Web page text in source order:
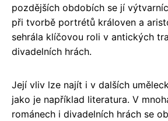
pozdějších obdobích se jí
při tvorbě portrétů královen a
sehrála klíčovou roli v antických
divadelních hrách.
Její vliv lze najít i v dalších
jako je například literatura. V
románech i divadelních hrách se